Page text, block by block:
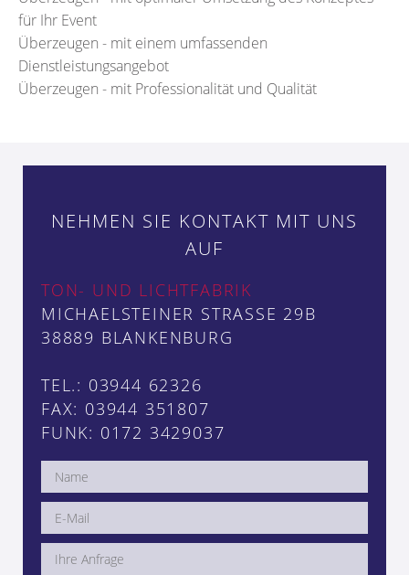
für Ihr Event
Überzeugen - mit einem umfassenden
Dienstleistungsangebot
Überzeugen - mit Professionalität und Qualität
NEHMEN SIE KONTAKT MIT UNS
AUF
TON- UND LICHTFABRIK
MICHAELSTEINER STRASSE 29B
38889 BLANKENBURG
TEL.: 03944 62326
FAX: 03944 351807
FUNK: 0172 3429037